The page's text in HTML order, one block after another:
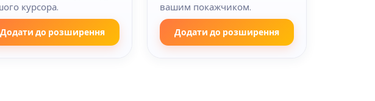
курсора.
Додати до розширення
вашим покажчиком.
Додати до розширення